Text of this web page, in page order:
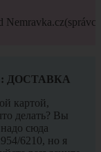
Nemravka.cz
ДОСТАВКА
картой,
делать? Вы
сюда
6210, но я